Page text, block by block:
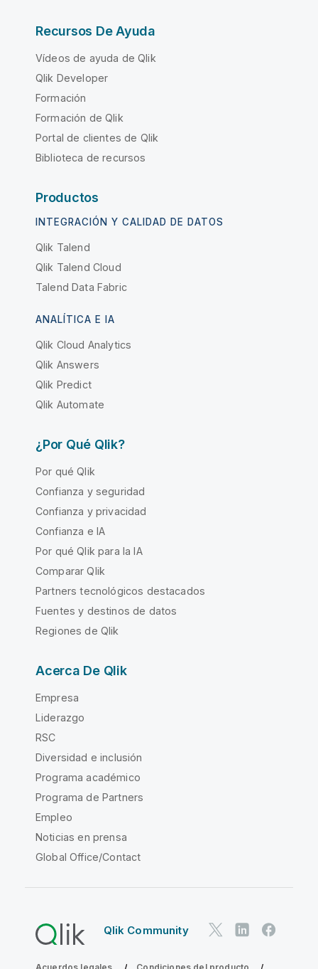
Recursos De Ayuda
Vídeos de ayuda de Qlik
Qlik Developer
Formación
Formación de Qlik
Portal de clientes de Qlik
Biblioteca de recursos
Productos
INTEGRACIÓN Y CALIDAD DE DATOS
Qlik Talend
Qlik Talend Cloud
Talend Data Fabric
ANALÍTICA E IA
Qlik Cloud Analytics
Qlik Answers
Qlik Predict
Qlik Automate
¿Por Qué Qlik?
Por qué Qlik
Confianza y seguridad
Confianza y privacidad
Confianza e IA
Por qué Qlik para la IA
Comparar Qlik
Partners tecnológicos destacados
Fuentes y destinos de datos
Regiones de Qlik
Acerca De Qlik
Empresa
Liderazgo
RSC
Diversidad e inclusión
Programa académico
Programa de Partners
Empleo
Noticias en prensa
Global Office/Contact
Qlik Community